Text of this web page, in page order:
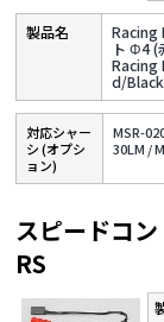
Racing
ト Φ4 (
d/
対応シャー
シ (オプシ
ョン)
MSR-
30LM /
スピードコ
RS